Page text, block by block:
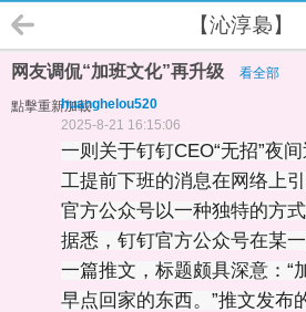
【沁淳裊】
网友调侃“加班文化”再升级 看全部
點擊重新加載huanghelou520
2025-8-21 16:15:06
一则关于钉钉CEO“无招”夜
工提前下班的消息在网络上
官方公众号以一种独特的方
据悉，钉钉官方公众号在某
一篇推文，标题颇具深意：“
早点回家的东西。”推文发布